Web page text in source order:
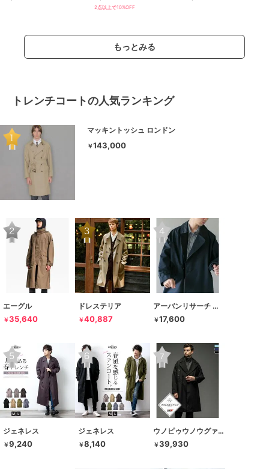
2点以上で10%OFF
もっとみる
トレンチコートの人気ランキング
マッキントッシュ ロンドン
￥143,000
エーグル
￥35,640
ドレステリア
￥40,887
アーバンリサーチ ドアーズ
￥17,600
ジェネレス
￥9,240
ジェネレス
￥8,140
ウノピゥウノウグァーレトレ リラックス
￥39,930